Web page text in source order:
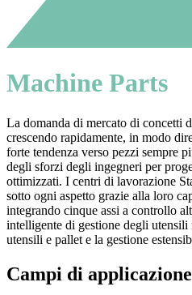
Machine Parts
La domanda di mercato di concetti
crescendo rapidamente, in modo
forte tendenza verso pezzi sempre
degli sforzi degli ingegneri per
ottimizzati. I centri di lavorazione
sotto ogni aspetto grazie alla loro
integrando cinque assi a controllo
intelligente di gestione degli
utensili e pallet e la gestione
Campi di applicazione